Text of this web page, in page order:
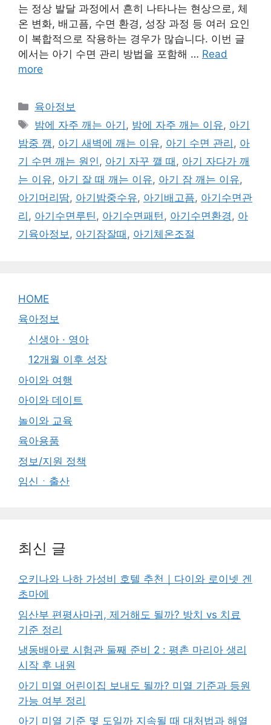
는 정상 발달 과정에서 흔히 나타나는 현상으로, 체
온 변화, 배고픔, 수면 환경, 성장 과정 등 여러 요인
이 복합적으로 작용하는 경우가 많습니다. 이번 글
에서는 아기 수면 관리 방법을 포함해 … Read
more
Categories
육아정보
Tags
밤에 자주 깨는 아기 , 밤에 자주 깨는 이유, 아기
밤중 깸 , 아기 새벽에 깨는 이유, 아기 수면 관리 , 아
기 수면 깨는 원인 , 아기 자꾸 깰 때 , 아기 자다가 깨
는 이유, 아기 잘 때 깨는 이유, 아기 잠 깨는 이유,
아기머리땀, 아기밤중수유, 아기배고픔, 아기수면관
리 , 아기수면루틴 , 아기수면패턴 , 아기수면환경 , 아
기육아정보 , 아기잠잘때 , 아기체온조절
HOME
육아정보
신생아 · 영아
12개월 이후 성장
아이와 여행
아이와 데이트
놀이와 교육
육아용품
정보/지원 정책
임신ㆍ출산
최신 글
오키나와 나하 가성비 호텔 추천｜다이와 로이넷 겐
초마에
임산부 편평사마귀, 제거해도 될까? 방치 vs 치료
기준 정리
냉동배아로 시험관 둘째 준비 2 : 평촌 마리아 생리
시작 후 내원
아기 미열 어린이집 보내도 될까? 미열 기준과 등원
가능 여부 정리
아기 미열 기준 몇 도일까 지속될 때 대처법과 해열